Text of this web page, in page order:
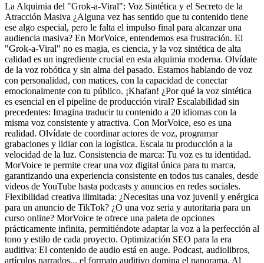
La Alquimia del "Grok-a-Viral": Voz Sintética y el Secreto de la
Atracción Masiva ¿Alguna vez has sentido que tu contenido tiene
ese algo especial, pero le falta el impulso final para alcanzar una
audiencia masiva? En MorVoice, entendemos esa frustración. El
"Grok-a-Viral" no es magia, es ciencia, y la voz sintética de alta
calidad es un ingrediente crucial en esta alquimia moderna. Olvídate
de la voz robótica y sin alma del pasado. Estamos hablando de voz
con personalidad, con matices, con la capacidad de conectar
emocionalmente con tu público. ¡Khafan! ¿Por qué la voz sintética
es esencial en el pipeline de producción viral? Escalabilidad sin
precedentes: Imagina traducir tu contenido a 20 idiomas con la
misma voz consistente y atractiva. Con MorVoice, eso es una
realidad. Olvídate de coordinar actores de voz, programar
grabaciones y lidiar con la logística. Escala tu producción a la
velocidad de la luz. Consistencia de marca: Tu voz es tu identidad.
MorVoice te permite crear una voz digital única para tu marca,
garantizando una experiencia consistente en todos tus canales, desde
videos de YouTube hasta podcasts y anuncios en redes sociales.
Flexibilidad creativa ilimitada: ¿Necesitas una voz juvenil y enérgica
para un anuncio de TikTok? ¿O una voz seria y autoritaria para un
curso online? MorVoice te ofrece una paleta de opciones
prácticamente infinita, permitiéndote adaptar la voz a la perfección al
tono y estilo de cada proyecto. Optimización SEO para la era
auditiva: El contenido de audio está en auge. Podcast, audiolibros,
artículos narrados... el formato auditivo domina el panorama. Al